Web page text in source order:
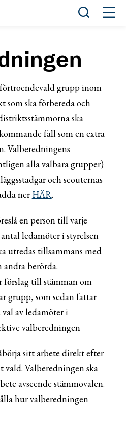
Öppna
grupp inom
som ska förbereda och
ska
fall som en extra
Valberedningens
alla valbara grupper)
och scouternas
ner HÄR.
en person till varje
ledamöter i styrelsen
utredas tillsammans med
andra berörda.
förslag till stämman om
grupp, som sedan fattar
av ledamöter i
valberedningen
sitt arbete direkt efter
vald. Valberedningen ska
avseende stämmovalen.
hur valberedningen